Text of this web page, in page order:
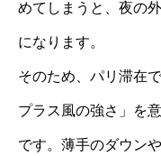
めてしまうと、夜の
になります。
そのため、パリ滞在
プラス風の強さ」を
です。薄手のダウン